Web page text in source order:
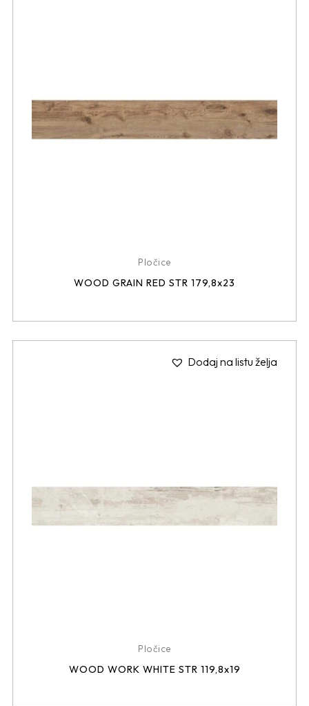
Pločice
WOOD GRAIN RED STR 179,8x23
Dodaj na listu želja
Pločice
WOOD WORK WHITE STR 119,8x19